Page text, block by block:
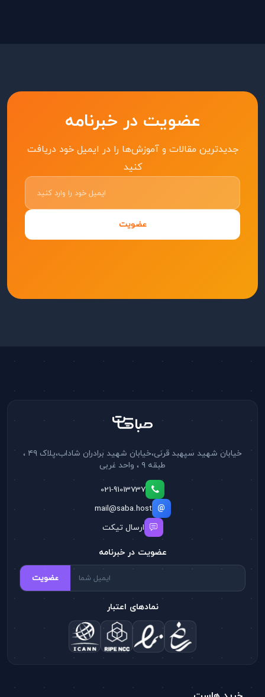
عضویت در خبرنامه
جدیدترین مقالات و آموزش‌ها را در ایمیل خود دریافت
عضویت
خیابان شهید سپهبد قرنی،خیابان شهید برادران شاداب،پلاک ۴۹ ،
021-91013737
mail@saba.host
ارسال تیکت
عضویت در خبرنامه
عضویت
نمادهای اعتبار